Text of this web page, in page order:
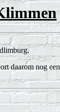
nog